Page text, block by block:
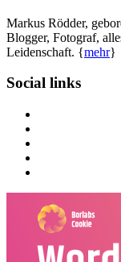
Markus Rödder,
Blogger, Fotograf,
Leidenschaft. {mehr}
Social links